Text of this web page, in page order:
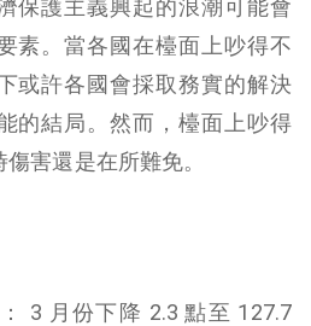
保護主義興起的浪潮可能會
素。當各國在檯面上吵得不
或許各國會採取務實的解決
的結局。然而，檯面上吵得
害還是在所難免。
3 月份下降 2.3 點至 127.7